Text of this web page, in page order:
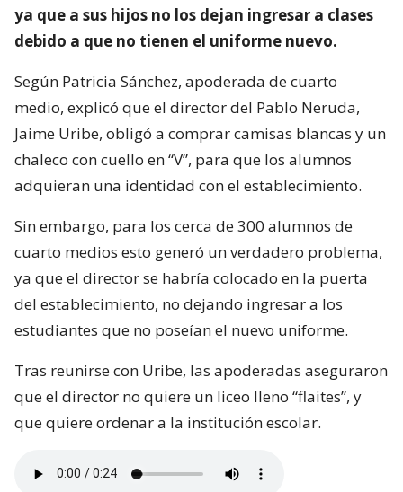
ya que a sus hijos no los dejan ingresar a clases
debido a que no tienen el uniforme nuevo.
Según Patricia Sánchez, apoderada de cuarto
medio, explicó que el director del Pablo Neruda,
Jaime Uribe, obligó a comprar camisas blancas y un
chaleco con cuello en “V”, para que los alumnos
adquieran una identidad con el establecimiento.
Sin embargo, para los cerca de 300 alumnos de
cuarto medios esto generó un verdadero problema,
ya que el director se habría colocado en la puerta
del establecimiento, no dejando ingresar a los
estudiantes que no poseían el nuevo uniforme.
Tras reunirse con Uribe, las apoderadas aseguraron
que el director no quiere un liceo lleno “flaites”, y
que quiere ordenar a la institución escolar.